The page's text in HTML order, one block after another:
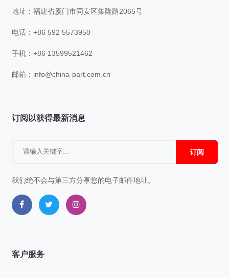
地址：福建省厦门市同安区集隆路2065号
电话：+86 592 5573950
手机：+86 13599521462
邮箱： info@china-part.com.cn
订阅以获得最新消息
订阅
我们绝不会与第三方分享您的电子邮件地址。
客户服务